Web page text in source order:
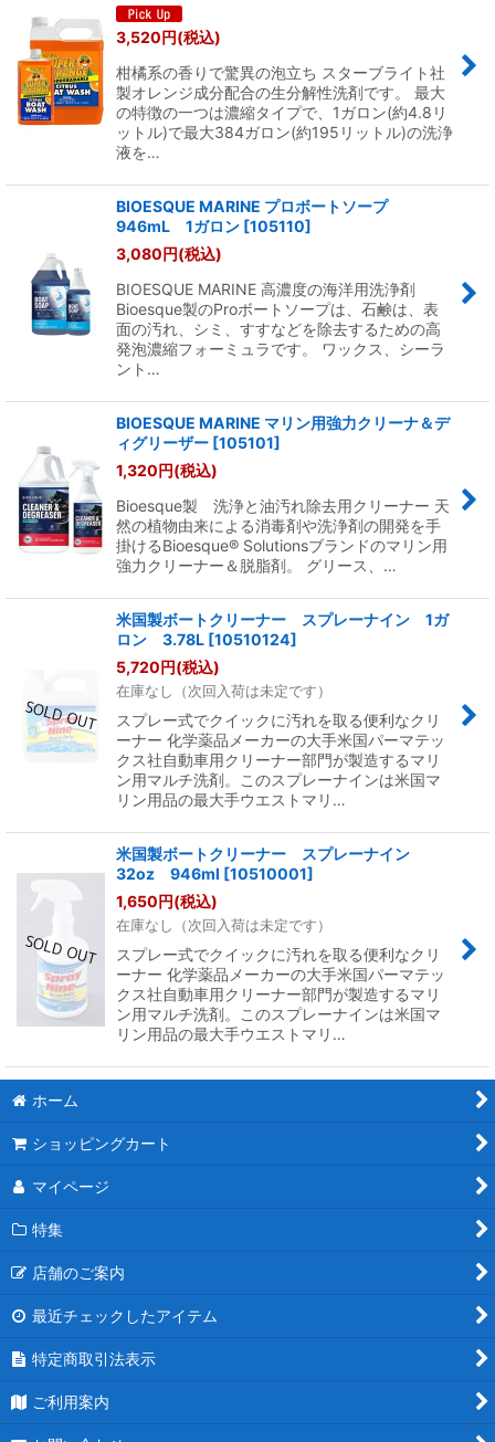
3,520円(税込)
柑橘系の香りで驚異の泡立ち スターブライト社
製オレンジ成分配合の生分解性洗剤です。 最大
の特徴の一つは濃縮タイプで、1ガロン(約4.8リ
ットル)で最大384ガロン(約195リットル)の洗浄
液を…
BIOESQUE MARINE プロボートソープ
946mL 1ガロン [105110]
3,080円(税込)
BIOESQUE MARINE 高濃度の海洋用洗浄剤
Bioesque製のProボートソープは、石鹸は、表
面の汚れ、シミ、すすなどを除去するための高
発泡濃縮フォーミュラです。 ワックス、シーラ
ント…
BIOESQUE MARINE マリン用強力クリーナ＆デ
ィグリーザー [105101]
1,320円(税込)
Bioesque製 洗浄と油汚れ除去用クリーナー 天
然の植物由来による消毒剤や洗浄剤の開発を手
掛けるBioesque® Solutionsブランドのマリン用
強力クリーナー＆脱脂剤。 グリース、…
米国製ボートクリーナー スプレーナイン 1ガ
ロン 3.78L [10510124]
5,720円(税込)
在庫なし（次回入荷は未定です）
スプレー式でクイックに汚れを取る便利なクリ
ーナー 化学薬品メーカーの大手米国パーマテッ
クス社自動車用クリーナー部門が製造するマリ
ン用マルチ洗剤。このスプレーナインは米国マ
リン用品の最大手ウエストマリ…
米国製ボートクリーナー スプレーナイン
32oz 946ml [10510001]
1,650円(税込)
在庫なし（次回入荷は未定です）
スプレー式でクイックに汚れを取る便利なクリ
ーナー 化学薬品メーカーの大手米国パーマテッ
クス社自動車用クリーナー部門が製造するマリ
ン用マルチ洗剤。このスプレーナインは米国マ
リン用品の最大手ウエストマリ…
ホーム
ショッピングカート
マイページ
特集
店舗のご案内
最近チェックしたアイテム
特定商取引法表示
ご利用案内